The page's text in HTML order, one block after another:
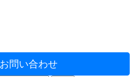
お問い合わせ